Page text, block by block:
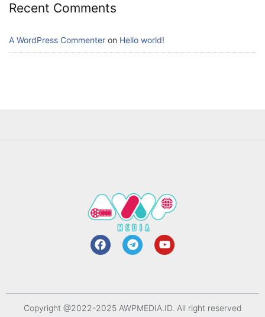
Recent Comments
A WordPress Commenter on Hello world!
Copyright @2022-2025 AWPMEDIA.ID. All right reserved